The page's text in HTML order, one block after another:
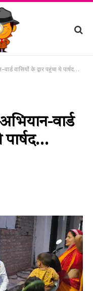
वासियों के द्वार पहुंचा ये पार्षद…
वार्ड
पार्षद…